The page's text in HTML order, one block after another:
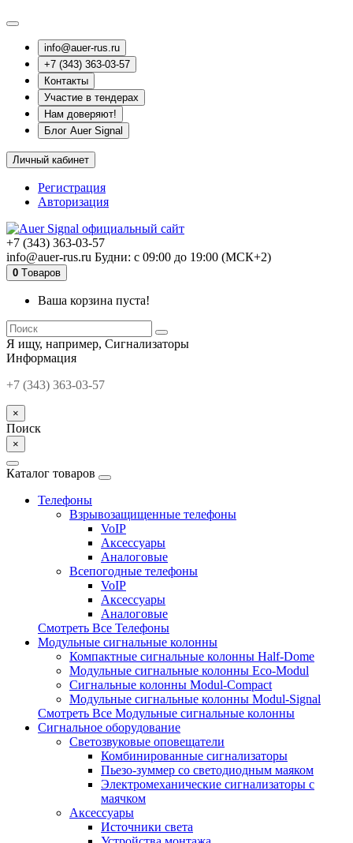
info@auer-rus.ru
+7 (343) 363-03-57
Контакты
Участие в тендерах
Нам доверяют!
Блог Auer Signal
Личный кабинет
Регистрация
Авторизация
+7 (343) 363-03-57
info@auer-rus.ru Будни: с 09:00 до 19:00 (МСК+2)
0 Tоваров
Ваша корзина пуста!
Я ищу, например, Сигнализаторы
Информация
+7 (343) 363-03-57
×
Поиск
×
Каталог товаров
Телефоны
Взрывозащищенные телефоны
VoIP
Аксессуары
Аналоговые
Всепогодные телефоны
VoIP
Аксессуары
Аналоговые
Смотреть Все Телефоны
Модульные сигнальные колонны
Компактные сигнальные колонны Half-Dome
Модульные сигнальные колонны Eco-Modul
Сигнальные колонны Modul-Compact
Модульные сигнальные колонны Modul-Signal
Смотреть Все Модульные сигнальные колонны
Сигнальное оборудование
Светозвуковые оповещатели
Комбинированные сигнализаторы
Пьезо-зуммер со светодиодным маяком
Электромеханические сигнализаторы с
маячком
Аксессуары
Источники света